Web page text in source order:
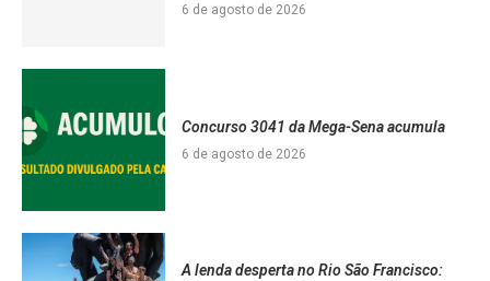
6 de agosto de 2026
Concurso 3041 da Mega-Sena acumula
6 de agosto de 2026
A lenda desperta no Rio São Francisco: